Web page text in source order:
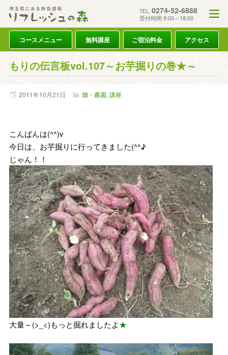
TEL. 0274-52-6888
受付時間 9:00～18:00
コースメニュー 無料講座 ご宿泊料金 アクセス
もりの伝言板vol.107～お芋掘りの巻★～
2011年10月21日 畑・農園, 講座
こんばんは(^^)v
今日は、お芋掘りに行ってきました(^^♪
じゃん！！
大量～(>_<)もっと掘れましたよ★